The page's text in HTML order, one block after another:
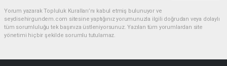
Yorum yazarak Topluluk Kuralları’nı kabul etmiş bulunuyor ve
seydisehirgundem.com sitesine yaptığınız yorumunuzla ilgili doğrudan veya dolaylı
tüm sorumluluğu tek başınıza üstleniyorsunuz. Yazılan tüm yorumlardan site
yönetimi hiçbir şekilde sorumlu tutulamaz.